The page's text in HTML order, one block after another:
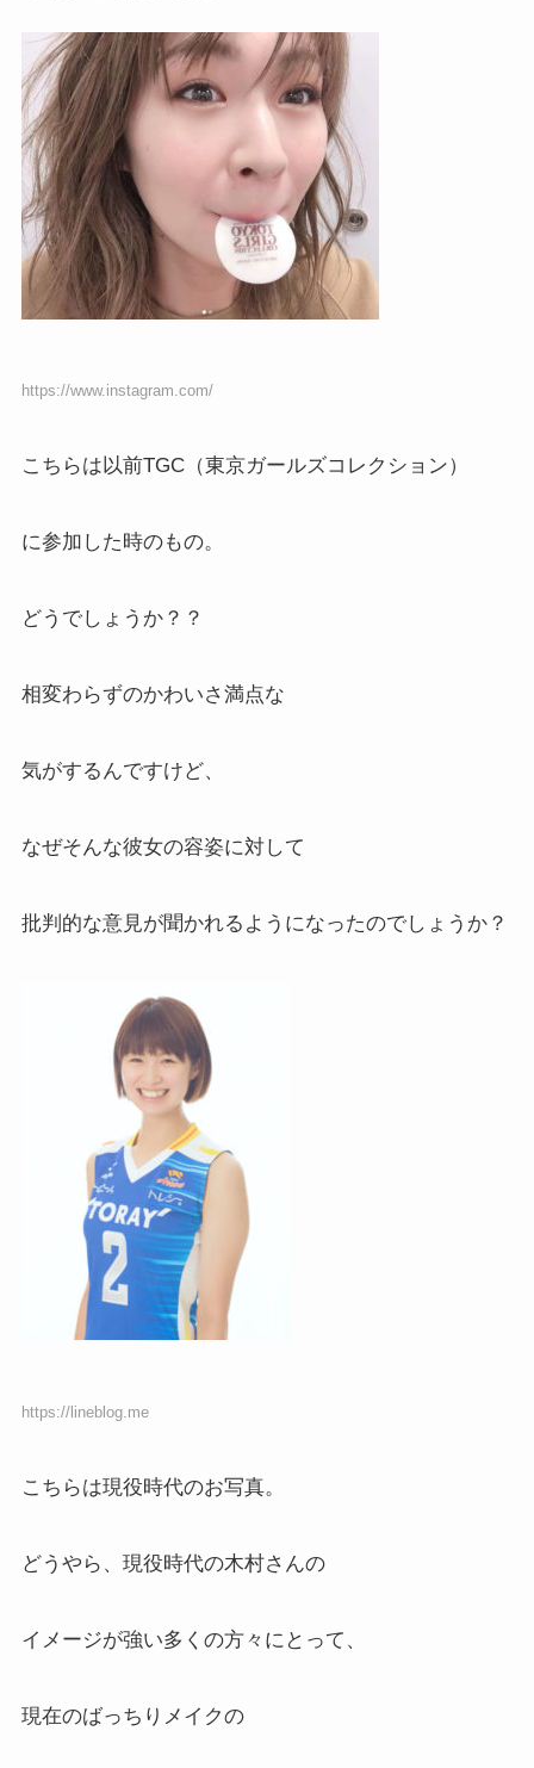
https://www.instagram.com/
こちらは以前TGC（東京ガールズコレクション）
に参加した時のもの。
どうでしょうか？？
相変わらずのかわいさ満点な
気がするんですけど、
なぜそんな彼女の容姿に対して
批判的な意見が聞かれるようになったのでしょうか？
https://lineblog.me
こちらは現役時代のお写真。
どうやら、現役時代の木村さんの
イメージが強い多くの方々にとって、
現在のばっちりメイクの